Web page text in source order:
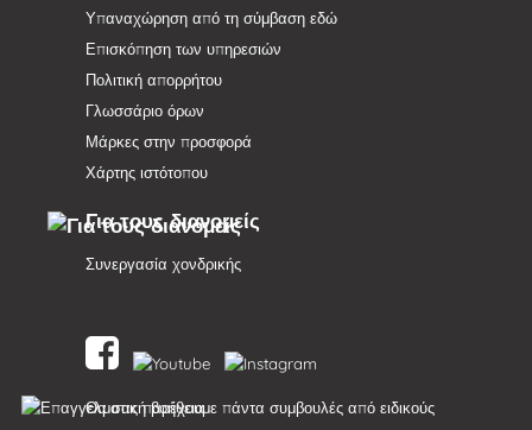
Υπαναχώρηση από τη σύμβαση εδώ
Επισκόπηση των υπηρεσιών
Πολιτική απορρήτου
Γλωσσάριο όρων
Μάρκες στην προσφορά
Χάρτης ιστότοπου
Για τους διανομείς
Συνεργασία χονδρικής
Θα σας παρέχουμε πάντα συμβουλές από ειδικούς